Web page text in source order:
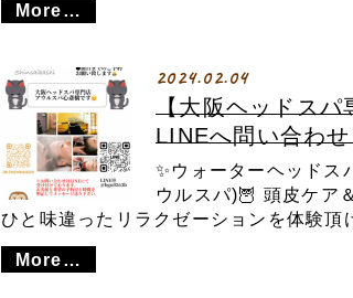
More…
2024.02.04
【大阪ヘッドス
LINEへ問い合わせ
✨ウォーターヘッドス
ウルスパ)🦉 頭皮ケア
ひと味違ったリラクゼーションを体験
More…